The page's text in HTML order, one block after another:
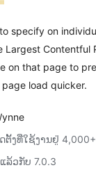
specify on
Largest Contentful
on that page to
load quicker.
ຕັ້ງທີ່ໃຊ້ງານຢູ່
ລ້ວກັບ 7.0.3